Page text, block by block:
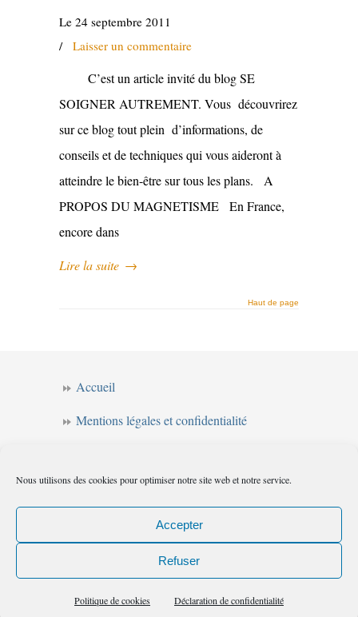
Nous utilisons des cookies pour optimiser notre site web et notre service.
Accepter
Refuser
Politique de cookies Déclaration de confidentialité
Le 24 septembre 2011
/ Laisser un commentaire
C’est un article invité du blog SE
SOIGNER AUTREMENT. Vous découvrirez
sur ce blog tout plein d’informations, de
conseils et de techniques qui vous aideront à
atteindre le bien-être sur tous les plans. A
PROPOS DU MAGNETISME En France,
encore dans
Lire la suite →
Haut de page
Accueil
Mentions légales et confidentialité
Forum de l’intuition
Politique de cookies (UE)
(RSS)|Commentaires (RSS)